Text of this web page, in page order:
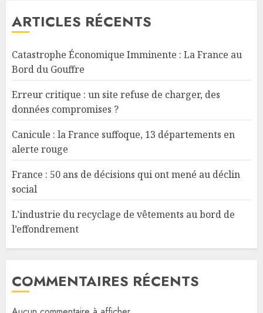
ARTICLES RÉCENTS
Catastrophe Économique Imminente : La France au
Bord du Gouffre
Erreur critique : un site refuse de charger, des
données compromises ?
Canicule : la France suffoque, 13 départements en
alerte rouge
France : 50 ans de décisions qui ont mené au déclin
social
L’industrie du recyclage de vêtements au bord de
l’effondrement
COMMENTAIRES RÉCENTS